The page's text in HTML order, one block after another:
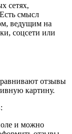
сетях,
смысл
ведущим на
соцсети или
отзывы
картину.
и можно